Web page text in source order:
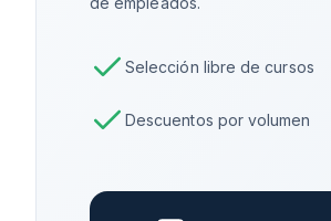
Selección libre de cursos
Descuentos por volumen